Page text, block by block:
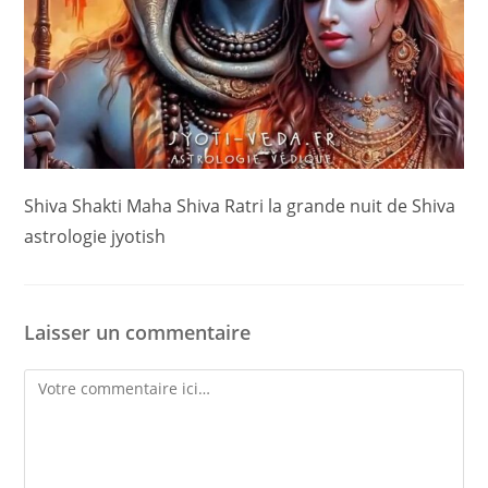
Shiva Shakti Maha Shiva Ratri la grande nuit de Shiva
astrologie jyotish
Laisser un commentaire
Comment